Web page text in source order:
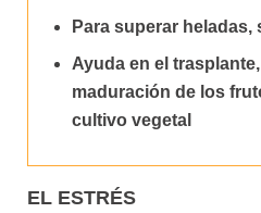
Para superar
Ayuda en el
maduración de los
cultivo vegetal
EL ESTRÉS